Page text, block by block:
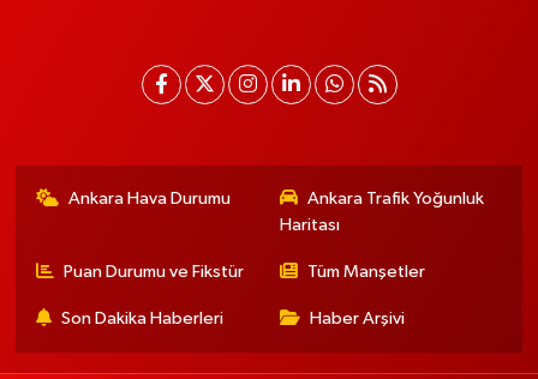
Ankara Hava Durumu
Ankara Trafik Yoğunluk
Haritası
Puan Durumu ve Fikstür Tüm Manşetler
Son Dakika Haberleri Haber Arşivi